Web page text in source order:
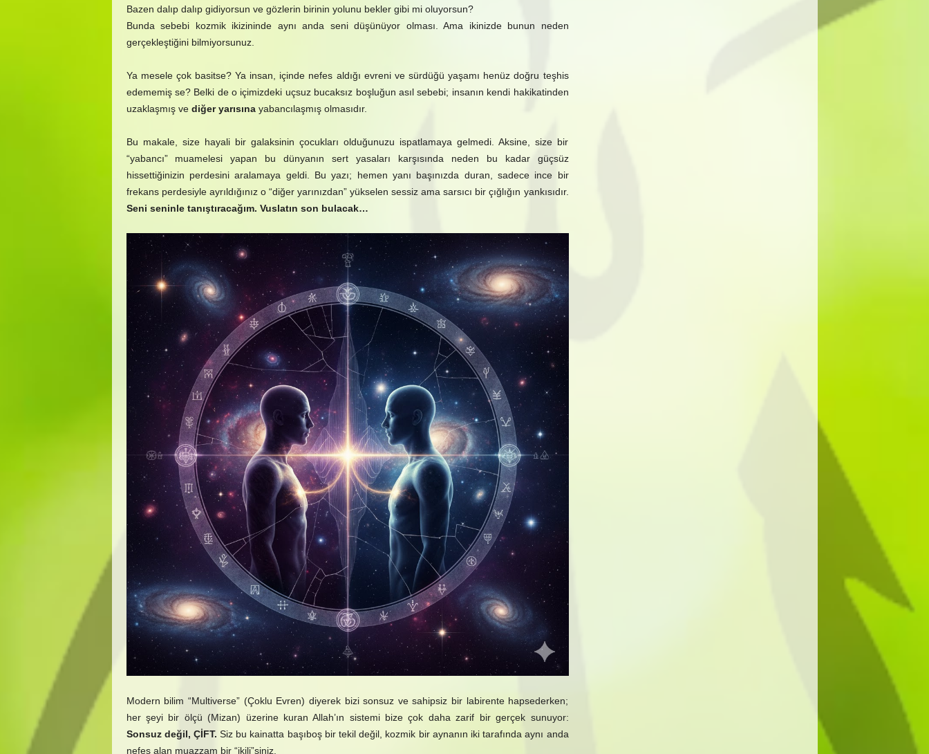
Bazen dalıp dalıp gidiyorsun ve gözlerin birinin yolunu bekler gibi mi oluyorsun?
Bunda sebebi kozmik ikizininde aynı anda seni düşünüyor olması. Ama ikinizde bunun neden
gerçekleştiğini bilmiyorsunuz.
Ya mesele çok basitse? Ya insan, içinde nefes aldığı evreni ve sürdüğü yaşamı henüz doğru teşhis
edememiş se? Belki de o içimizdeki uçsuz bucaksız boşluğun asıl sebebi; insanın kendi hakikatinden
uzaklaşmış ve diğer yarısınayabancılaşmış olmasıdır.
Bu makale, size hayali bir galaksinin çocukları olduğunuzu ispatlamaya gelmedi. Aksine, size bir
“yabancı” muamelesi yapan bu dünyanın sert yasaları karşısında neden bu kadar güçsüz
hissettiğinizin perdesini aralamaya geldi. Bu yazı; hemen yanı başınızda duran, sadece ince bir
frekans perdesiyle ayrıldığınız o “diğer yarınızdan” yükselen sessiz ama sarsıcı bir çığlığın yankısıdır.
Seni seninle tanıştıracağım. Vuslatın son bulacak…
Modern bilim “Multiverse” (Çoklu Evren) diyerek bizi sonsuz ve sahipsiz bir labirente hapsederken;
her şeyi bir ölçü (Mizan) üzerine kuran Allah’ın sistemi bize çok daha zarif bir gerçek sunuyor:
Sonsuz değil, ÇİFT. Siz bu kainatta başıboş bir tekil değil, kozmik bir aynanın iki tarafında aynı anda
nefes alan muazzam bir “ikili”siniz.